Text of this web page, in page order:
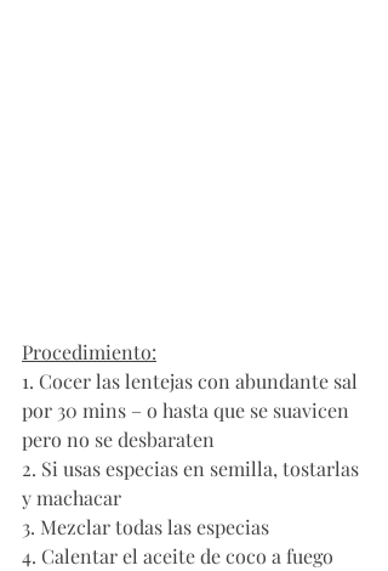
Procedimiento:
1. Cocer las lentejas con abundante sal
por 30 mins – o hasta que se suavicen
pero no se desbaraten
2. Si usas especias en semilla, tostarlas
y machacar
3. Mezclar todas las especias
4. Calentar el aceite de coco a fuego